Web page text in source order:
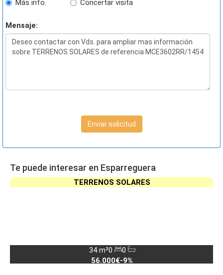
Más info.
Concertar visita
Mensaje:
Enviar solicitud
Te puede interesar en Esparreguera
TERRENOS SOLARES
34 m²0
0
56.000€-9%